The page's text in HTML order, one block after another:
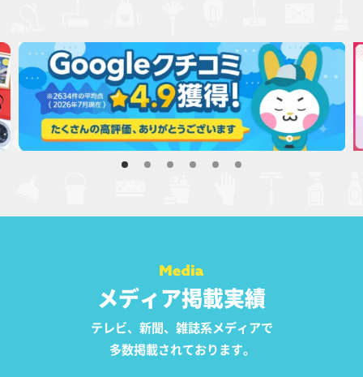
メディア掲載実績
テレビ、新聞、雑誌系メディアで
多数掲載されております。